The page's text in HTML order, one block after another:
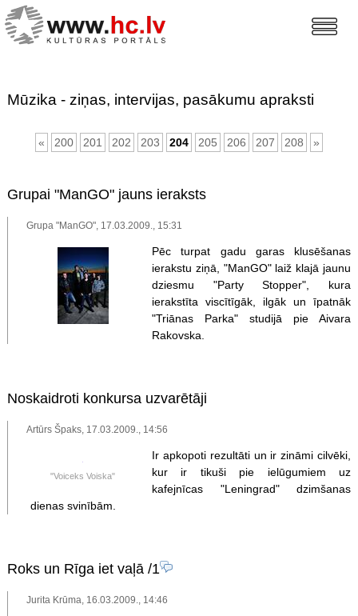
Mūzika - ziņas, intervijas, pasākumu apraksti
« 200 201 202 203 204 205 206 207 208 »
Grupai "ManGO" jauns ieraksts
Grupa "ManGO", 17.03.2009., 15:31
Pēc turpat gadu garas klusēšanas
ierakstu ziņā, "ManGO" laiž klajā jaunu
dziesmu "Party Stopper", kura
ierakstīta viscītīgāk, ilgāk un īpatnāk
"Triānas Parka" studijā pie Aivara
Rakovska.
Noskaidroti konkursa uzvarētāji
Artūrs Špaks, 17.03.2009., 14:56
"Voiceks Voiska"
Ir apkopoti rezultāti un ir zināmi cilvēki,
kur ir tikuši pie ielūgumiem uz
kafejnīcas "Leningrad" dzimšanas
dienas svinībām.
Roks un Rīga iet vaļā/1
Jurita Krūma, 16.03.2009., 14:46